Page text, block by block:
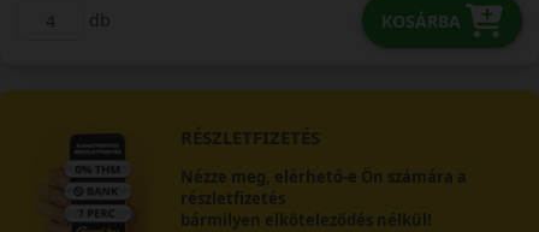
db KOSÁRBA
RÉSZLETFIZETÉS
Nézze meg, elérhető-e Ön számára a
részletfizetés
bármilyen elköteleződés nélkül!